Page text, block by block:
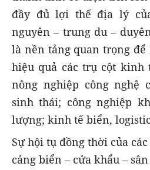
đầy đủ lợi thế địa lý
nguyên – trung du –
là nền tảng quan trọng
hiệu quả các trụ cột kinh
nông nghiệp công nghệ
sinh thái; công nghiệp
lượng; kinh tế biển,
Sự hội tụ đồng thời của
cảng biển – cửa khẩu –